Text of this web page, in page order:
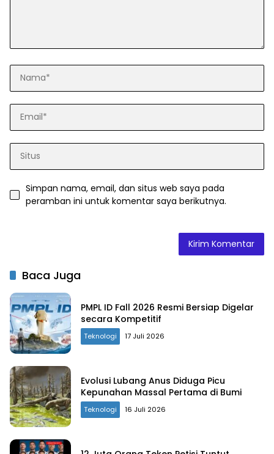
Simpan nama, email, dan situs web saya pada
peramban ini untuk komentar saya berikutnya.
Baca Juga
PMPL ID Fall 2026 Resmi Bersiap Digelar
secara Kompetitif
Teknologi 17 Juli 2026
Evolusi Lubang Anus Diduga Picu
Kepunahan Massal Pertama di Bumi
Teknologi 16 Juli 2026